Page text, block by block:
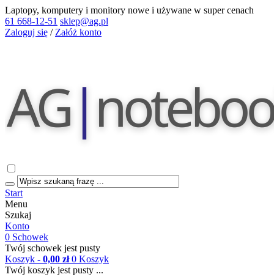
Laptopy, komputery i monitory nowe i używane w super cenach
61 668-12-51 sklep@ag.pl
Zaloguj się / Załóż konto
Start
Menu
Szukaj
Konto
0 Schowek
Twój schowek jest pusty
Koszyk - 0,00 zł 0 Koszyk
Twój koszyk jest pusty ...